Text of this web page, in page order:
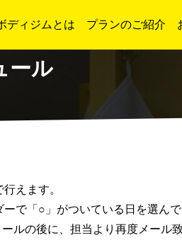
ディジムとは プランのご紹介
ール
えます。
ーで「○」がついている日を選ん
ルの後に、担当より再度メール致